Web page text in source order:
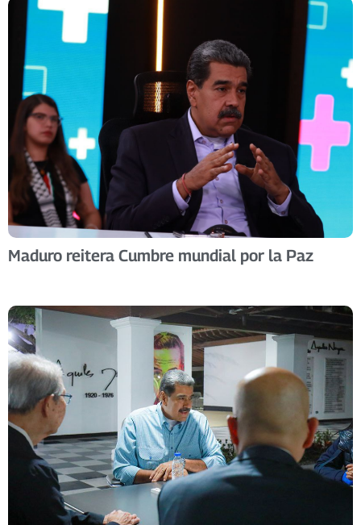
Maduro reitera Cumbre mundial por la Paz